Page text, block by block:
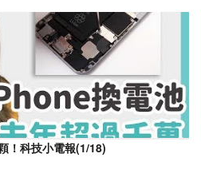
！科技小電報(1/18)